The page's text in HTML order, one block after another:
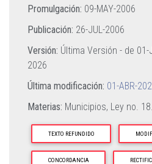
Promulgación: 09-MAY-2006
Publicación: 26-JUL-2006
Versión: Última Versión - de 01-
2026
Última modificación: 01-ABR-
Materias: Municipios, Ley no.
TEXTO REFUNDIDO
CONCORDANCIA